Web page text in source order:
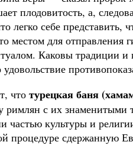
плодовитость, а,
легко себе представить,
местом для
Каковы традиции и
что турецкая баня
римлян с их знаменитыми
частью культуры и
процедуре сдержанную